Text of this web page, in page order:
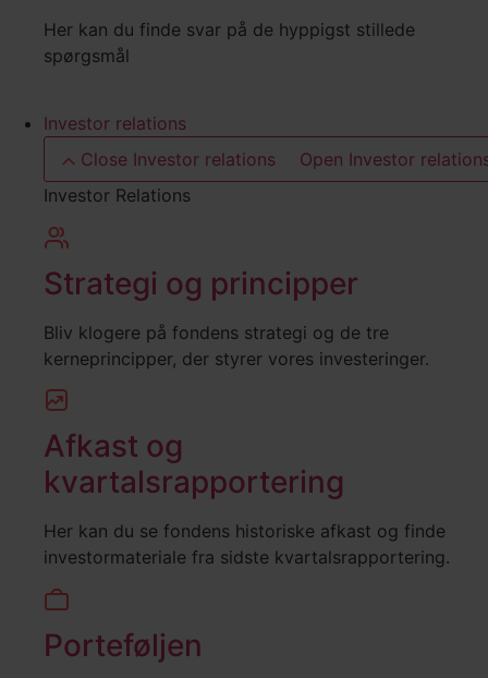
Her kan du finde svar på de hyppigst stillede
spørgsmål
Investor relations
Close Investor relations
Open Investor
Investor Relations
Strategi og principper
Bliv klogere på fondens strategi og de tre
kerneprincipper, der styrer vores investeringer.
Afkast og
kvartalsrapportering
Her kan du se fondens historiske afkast og finde
investormateriale fra sidste kvartalsrapportering.
Porteføljen